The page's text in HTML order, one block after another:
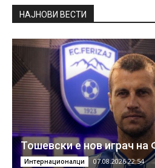
НAЈНОВИ ВЕСТИ
Тошевски е нов играч на
Интернационалци 07.08.2026 22:54